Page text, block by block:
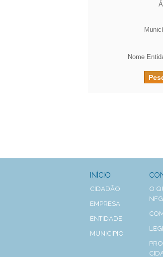
Nome
INÍCIO
CIDADÃO
EMPRESA
ENTIDADE
MUNICÍPIO
O